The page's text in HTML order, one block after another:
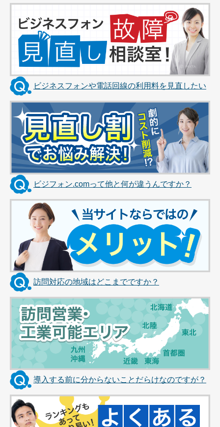
ビジネスフォンや電話回線の利用料を見直したい
ビジフォン.comって他と何が違うんですか？
訪問対応の地域はどこまでですか？
導入する前に分からないことだらけなのですが？